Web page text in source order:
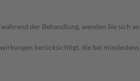
der Behandlung, wenden Sie sich
berücksichtigt, die bei